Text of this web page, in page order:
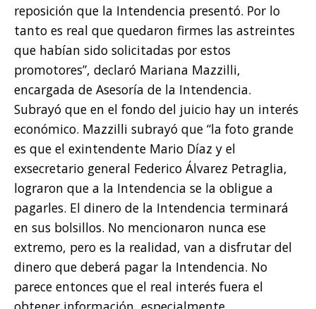
reposición que la Intendencia presentó. Por lo
tanto es real que quedaron firmes las astreintes
que habían sido solicitadas por estos
promotores”, declaró Mariana Mazzilli,
encargada de Asesoría de la Intendencia.
Subrayó que en el fondo del juicio hay un interés
económico. Mazzilli subrayó que “la foto grande
es que el exintendente Mario Díaz y el
exsecretario general Federico Álvarez Petraglia,
lograron que a la Intendencia se la obligue a
pagarles. El dinero de la Intendencia terminará
en sus bolsillos. No mencionaron nunca ese
extremo, pero es la realidad, van a disfrutar del
dinero que deberá pagar la Intendencia. No
parece entonces que el real interés fuera el